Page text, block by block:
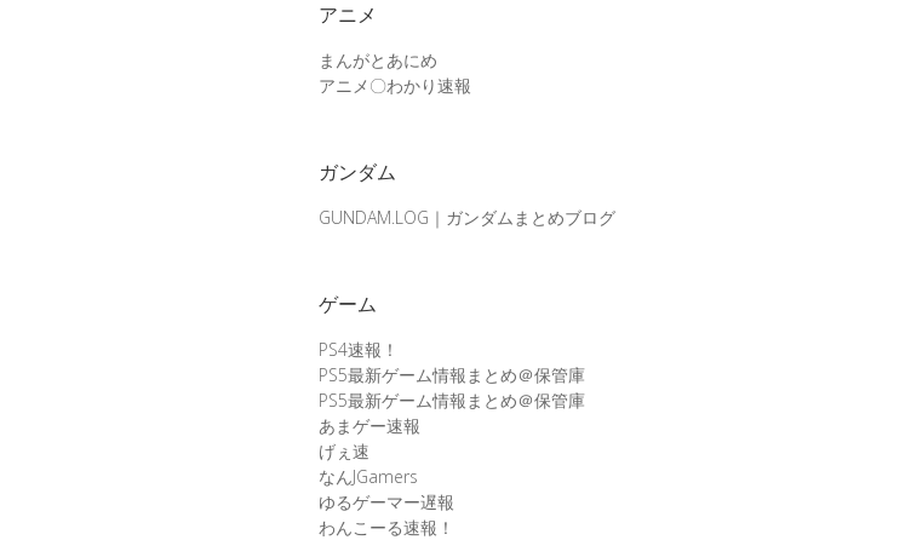
アニメ
まんがとあにめ
アニメ〇わかり速報
ガンダム
GUNDAM.LOG｜ガンダムまとめブログ
ゲーム
PS4速報！
PS5最新ゲーム情報まとめ＠保管庫
PS5最新ゲーム情報まとめ＠保管庫
あまゲー速報
げぇ速
なんJGamers
ゆるゲーマー遅報
わんこーる速報！